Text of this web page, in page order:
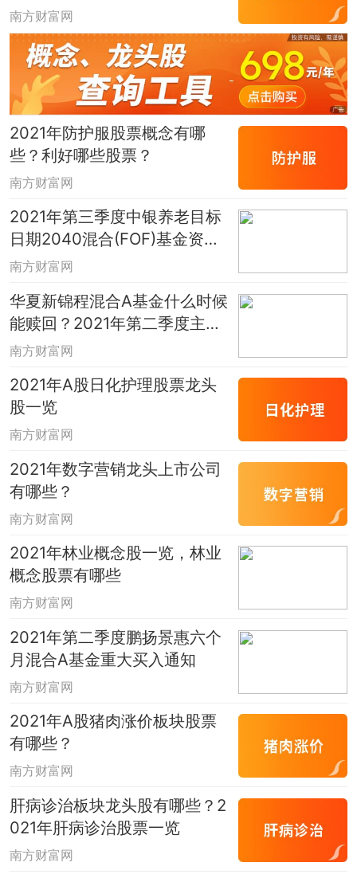
览
南方财富网
2021年防护服股票概念有哪
些？利好哪些股票？
南方财富网
2021年第三季度中银养老目标
日期2040混合(FOF)基金资产
怎么配置？该基金2021年第二
南方财富网
华夏新锦程混合A基金什么时候
能赎回？2021年第二季度主要
买入哪些股票？
南方财富网
2021年A股日化护理股票龙头
股一览
南方财富网
2021年数字营销龙头上市公司
有哪些？
南方财富网
2021年林业概念股一览，林业
概念股票有哪些
南方财富网
2021年第二季度鹏扬景惠六个
月混合A基金重大买入通知
南方财富网
2021年A股猪肉涨价板块股票
有哪些？
南方财富网
肝病诊治板块龙头股有哪些？2
021年肝病诊治股票一览
南方财富网